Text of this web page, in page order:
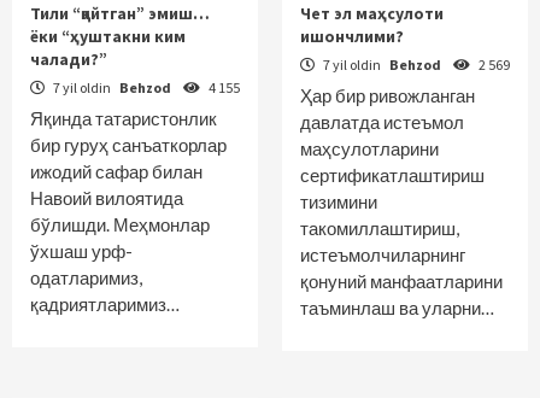
Тили “қайтган” эмиш…
ёки “ҳуштакни ким
чалади?”
7 yil oldin Behzod 4 155
Яқинда татаристонлик
бир гуруҳ санъаткорлар
ижодий сафар билан
Навоий вилоятида
бўлишди. Меҳмонлар
ўхшаш урф-
одатларимиз,
қадриятларимиз…
Чет эл маҳсулоти
ишончлими?
7 yil oldin Behzod 2 569
Ҳар бир ривожланган
давлатда истеъмол
маҳсулотларини
сертификатлаштириш
тизимини
такомиллаштириш,
истеъмолчиларнинг
қонуний манфаатларини
таъминлаш ва уларни…